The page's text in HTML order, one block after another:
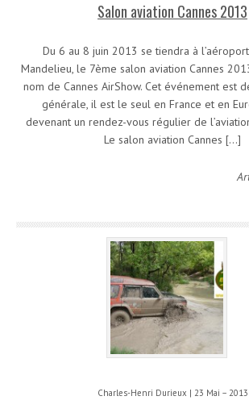
Salon aviation Cannes 2013
Du 6 au 8 juin 2013 se tiendra à
Mandelieu, le 7ème salon aviation Cannes
nom de Cannes AirShow. Cet événement est
générale, il est le seul en France et en
devenant un rendez-vous régulier de
Le salon aviation Cannes […]
Charles-Henri Durieux | 23 Mai – 2013